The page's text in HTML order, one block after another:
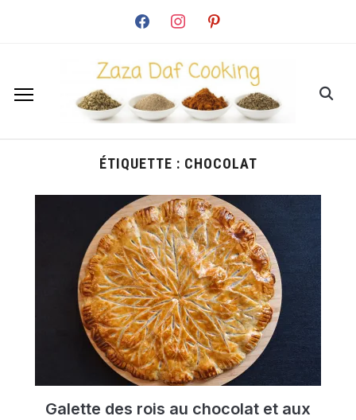
facebook instagrampinterest
ÉTIQUETTE : CHOCOLAT
Galette des rois au chocolat et aux